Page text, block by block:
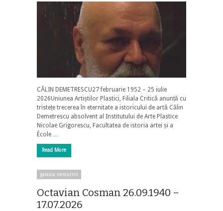
CĂLIN DEMETRESCU27 februarie 1952 – 25 iulie
2026Uniunea Artiștilor Plastici, Filiala Critică anunță cu
tristețe trecerea în eternitate a istoricului de artă Călin
Demetrescu absolvent al Institutului de Arte Plastice
Nicolae Grigorescu, Facultatea de istoria artei și a
École …
Read More
galaxia nemuririi
Octavian Cosman 26.09.1940 –
17.07.2026